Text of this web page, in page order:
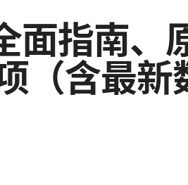
指南、
（含最新